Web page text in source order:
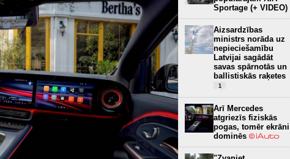
Sportage (+ VIDEO)
Aizsardzības
ministrs norāda uz
nepieciešamību
Latvijai sagādāt
savas spārnotās un
ballistiskās raķetes
1
Arī Mercedes
atgriezīs fiziskās
pogas, tomēr ekrāni
dominēs